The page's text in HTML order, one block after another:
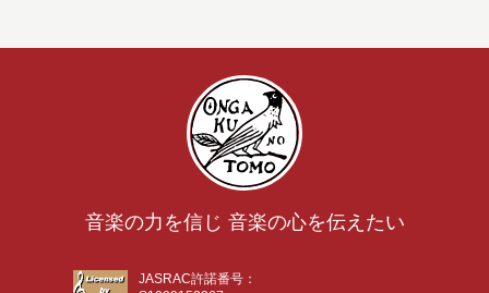
音楽の力を信じ 音楽の心を伝えたい
JASRAC許諾番号：